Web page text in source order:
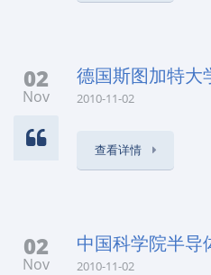
02
Nov
德国斯图加特大
2010-11-02
查看详情
02
Nov
中国科学院半导
2010-11-02